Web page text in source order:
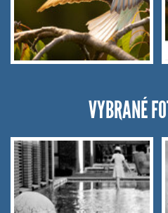
VYBRANÉ